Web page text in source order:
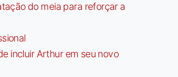
do meia para reforçar a
incluir Arthur em seu novo